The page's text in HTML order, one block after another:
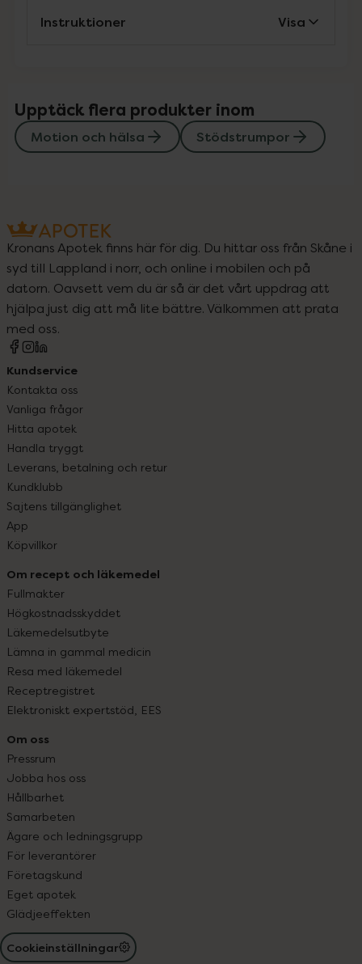
Instruktioner Visa
Upptäck flera produkter inom
Motion och hälsa Stödstrumpor
Kronans Apotek finns här för dig. Du hittar oss från Skåne i
syd till Lappland i norr, och online i mobilen och på
datorn. Oavsett vem du är så är det vårt uppdrag att
hjälpa just dig att må lite bättre. Välkommen att prata
med oss.
Kundservice
Kontakta oss
Vanliga frågor
Hitta apotek
Handla tryggt
Leverans, betalning och retur
Kundklubb
Sajtens tillgänglighet
App
Köpvillkor
Om recept och läkemedel
Fullmakter
Högkostnadsskyddet
Läkemedelsutbyte
Lämna in gammal medicin
Resa med läkemedel
Receptregistret
Elektroniskt expertstöd, EES
Om oss
Pressrum
Jobba hos oss
Hållbarhet
Samarbeten
Ägare och ledningsgrupp
För leverantörer
Företagskund
Eget apotek
Glädjeeffekten
Cookieinställningar